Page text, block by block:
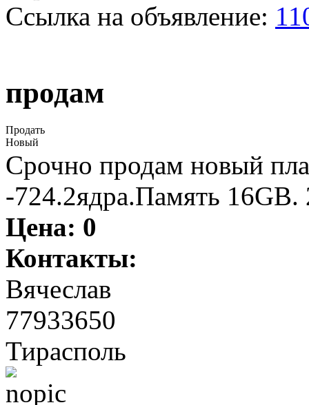
Ссылка на объявление:
продам
Продать
Новый
Срочно продам новый
-724.2ядра.Память
Цена: 0
Контакты:
Вячеслав
77933650
Тирасполь